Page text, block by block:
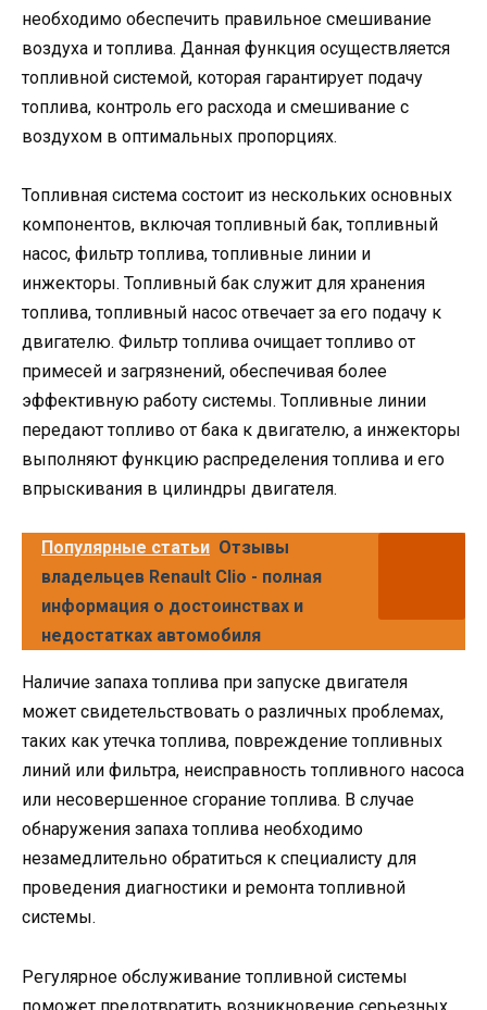
необходимо обеспечить правильное смешивание
воздуха и топлива. Данная функция осуществляется
топливной системой, которая гарантирует подачу
топлива, контроль его расхода и смешивание с
воздухом в оптимальных пропорциях.
Топливная система состоит из нескольких основных
компонентов, включая топливный бак, топливный
насос, фильтр топлива, топливные линии и
инжекторы. Топливный бак служит для хранения
топлива, топливный насос отвечает за его подачу к
двигателю. Фильтр топлива очищает топливо от
примесей и загрязнений, обеспечивая более
эффективную работу системы. Топливные линии
передают топливо от бака к двигателю, а инжекторы
выполняют функцию распределения топлива и его
впрыскивания в цилиндры двигателя.
Популярные статьи Отзывы
владельцев Renault Clio - полная
информация о достоинствах и
недостатках автомобиля
Наличие запаха топлива при запуске двигателя
может свидетельствовать о различных проблемах,
таких как утечка топлива, повреждение топливных
линий или фильтра, неисправность топливного насоса
или несовершенное сгорание топлива. В случае
обнаружения запаха топлива необходимо
незамедлительно обратиться к специалисту для
проведения диагностики и ремонта топливной
системы.
Регулярное обслуживание топливной системы
поможет предотвратить возникновение серьезных